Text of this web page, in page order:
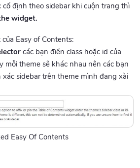
cố định theo sidebar khi cuộn trang thì
widget.
Easy of Contents:
các bạn điền class hoặc id của
mỗi theme sẽ khác nhau nên các bạn
sidebar trên theme mình đang xài
Easy Of Contents